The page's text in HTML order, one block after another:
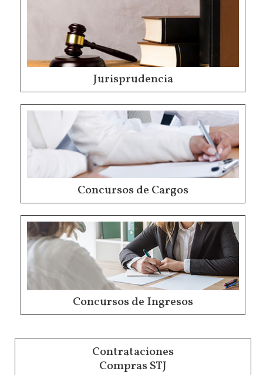
Jurisprudencia
Concursos de Cargos
Concursos de Ingresos
Contrataciones
Compras STJ